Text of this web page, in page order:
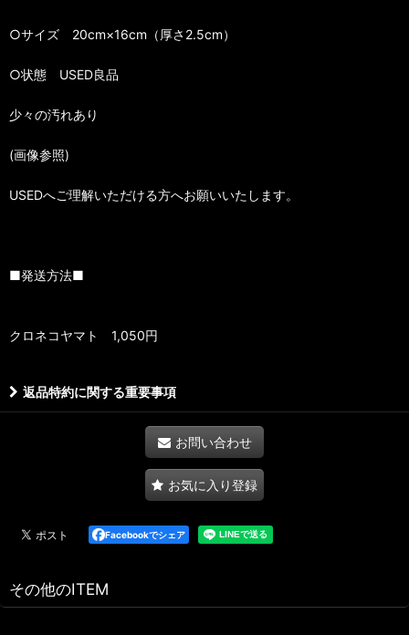
○サイズ 20cm×16cm（厚さ2.5cm）
○状態 USED良品
少々の汚れあり
(画像参照)
USEDへご理解いただける方へお願いいたします。
■発送方法■
クロネコヤマト 1,050円
返品特約に関する重要事項
お問い合わせ
お気に入り登録
Facebookでシェア
その他のITEM